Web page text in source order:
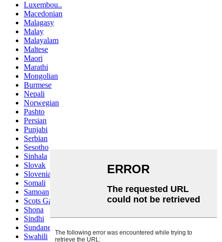
Luxembou..
Macedonian
Malagasy
Malay
Malayalam
Maltese
Maori
Marathi
Mongolian
Burmese
Nepali
Norwegian
Pashto
Persian
Punjabi
Serbian
Sesotho
Sinhala
Slovak
Slovenian
Somali
Samoan
Scots Gaelic
Shona
Sindhi
Sundanese
Swahili